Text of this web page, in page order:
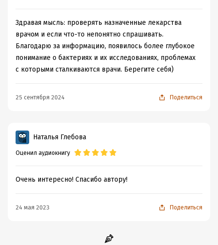
Продюсеры: Кирилл Сычёв, Лика Кремер и Ксения
Красильникова
Звукорежиссёр: Нина Мамотина
Композиторы: Кира Вайнштейн и Михаил Мясоедов
Подробная информация
Здравая мысль: проверять назначенные лекарства
врачом и если что-то непонятно спрашивать.
Благодарю за информацию, появилось более глубокое
понимание о бактериях и их исследованиях, проблемах
с которыми сталкиваются врачи. Берегите себя)
25 сентября 2024 Поделиться
Наталья Глебова
Оценил аудиокнигу
Очень интересно! Спасибо автору!
24 мая 2023 Поделиться